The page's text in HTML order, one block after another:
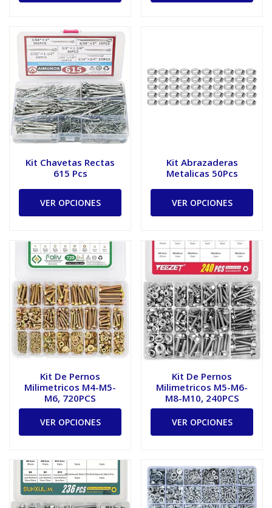
Kit Chavetas Rectas
615 Pcs
VER OPCIONES
Kit Abrazaderas
Metalicas 50Pcs
VER OPCIONES
Kit De Pernos
Milimetricos M4-M5-
M6, 720PCS
VER OPCIONES
Kit De Pernos
Milimetricos M5-M6-
M8-M10, 240PCS
VER OPCIONES